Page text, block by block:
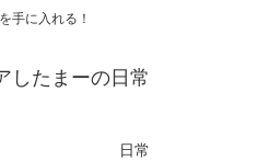
手に入れる！
したまーの日常
日常